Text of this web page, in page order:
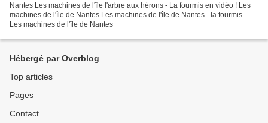
Nantes Les machines de l'île l'arbre aux hérons - La fourmis en vidéo ! Les
machines de l'île de Nantes Les machines de l'île de Nantes - la fourmis -
Les machines de l'île de Nantes
Hébergé par Overblog
Top articles
Pages
Contact